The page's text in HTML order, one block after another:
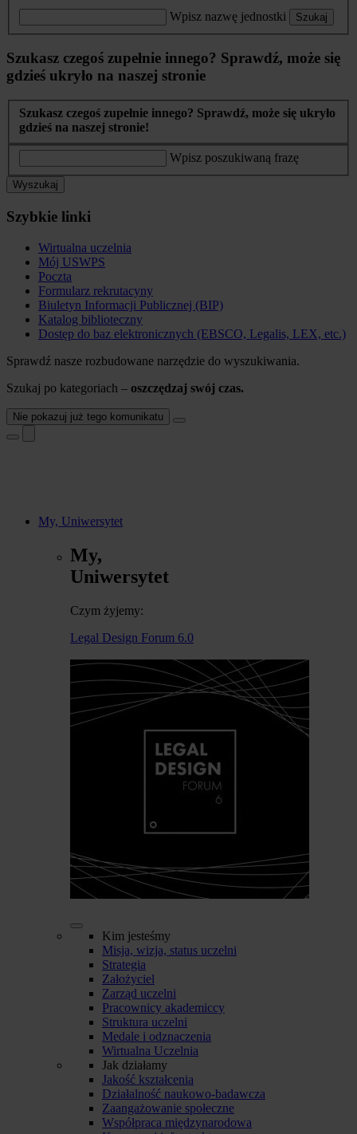
Wpisz nazwę jednostki Szukaj
Szukasz czegoś zupełnie innego? Sprawdź, może się
gdzieś ukryło na naszej stronie
Szukasz czegoś zupełnie innego? Sprawdź, może się ukryło
gdzieś na naszej stronie!
Wpisz poszukiwaną frazę
Wyszukaj
Szybkie linki
Wirtualna uczelnia
Mój USWPS
Poczta
Formularz rekrutacyny
Biuletyn Informacji Publicznej (BIP)
Katalog biblioteczny
Dostęp do baz elektronicznych (EBSCO, Legalis, LEX, etc.)
Sprawdź nasze rozbudowane narzędzie do wyszukiwania.
Szukaj po kategoriach – oszczędzaj swój czas.
Nie pokazuj już tego komunikatu
My, Uniwersytet
My,
Uniwersytet
Czym żyjemy:
Legal Design Forum 6.0
Kim jesteśmy
Misja, wizja, status uczelni
Strategia
Założyciel
Zarząd uczelni
Pracownicy akademiccy
Struktura uczelni
Medale i odznaczenia
Wirtualna Uczelnia
Jak działamy
Jakość kształcenia
Działalność naukowo-badawcza
Zaangażowanie społeczne
Współpraca międzynarodowa